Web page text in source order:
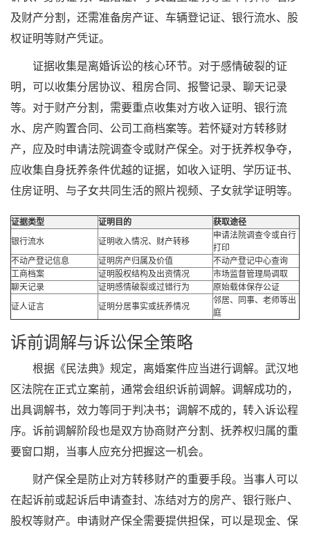
及财产分割，还需准备房产证、车辆登记证、银行流水、股
权证明等财产凭证。
证据收集是离婚诉讼的核心环节。对于感情破裂的证
明，可以收集分居协议、租房合同、报警记录、聊天记录
等。对于财产分割，需要重点收集对方收入证明、银行流
水、房产购置合同、公司工商档案等。若怀疑对方转移财
产，应及时申请法院调查令或财产保全。对于抚养权争夺，
应收集自身抚养条件优越的证据，如收入证明、学历证书、
住房证明、与子女共同生活的照片视频、子女就学证明等。
证据类型 证明目的
获取途径
银行流水
证明收入情况、财产转移
申请法院调查令或自行
打印
不动产登记信息
证明房产归属及价值
不动产登记中心查询
工商档案
证明股权结构及出资情况
市场监督管理局调取
聊天记录
证明感情破裂或过错行为
原始载体保存公证
证人证言
证明分居事实或抚养情况
邻居、同事、老师等出
庭
诉前调解与诉讼保全策略
根据《民法典》规定，离婚案件应当进行调解。武汉地
区法院在正式立案前，通常会组织诉前调解。调解成功的，
出具调解书，效力等同于判决书；调解不成的，转入诉讼程
序。诉前调解阶段也是双方协商财产分割、抚养权归属的重
要窗口期，当事人应充分把握这一机会。
财产保全是防止对方转移财产的重要手段。当事人可以
在起诉前或起诉后申请查封、冻结对方的房产、银行账户、
股权等财产。申请财产保全需要提供担保，可以是现金、保